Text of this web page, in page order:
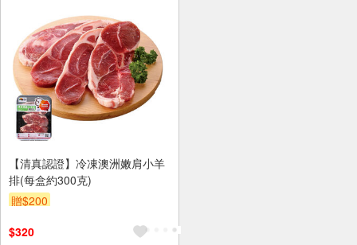
【清真認證】冷凍澳洲嫩肩小羊
排(每盒約300克)
贈$200
$320